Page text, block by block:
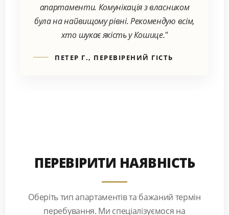
апартаменти. Комунікація з власником
була на найвищому рівні. Рекомендую всім,
хто шукає якість у Кошице."
ПЕТЕР Г., ПЕРЕВІРЕНИЙ ГІСТЬ
ПЕРЕВІРИТИ НАЯВНІСТЬ
Оберіть тип апартаментів та бажаний термін
перебування. Ми спеціалізуємося на